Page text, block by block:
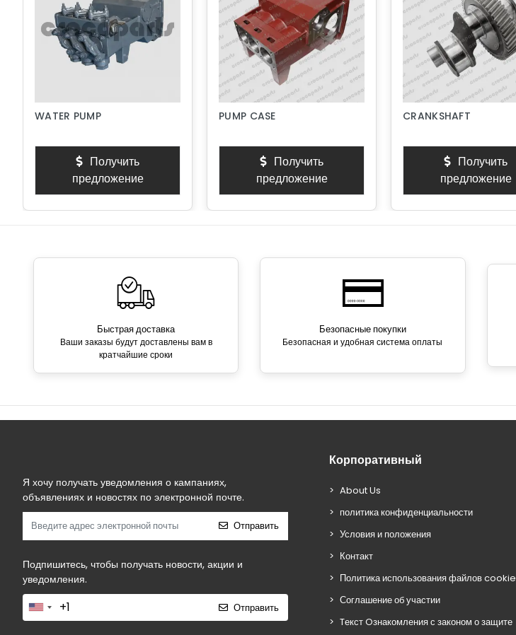
WATER PUMP
Получить
предложение
PUMP CASE
Получить
предложение
CRANKSHAFT
Получить
предложение
Быстрая доставка
Ваши заказы будут доставлены вам в
кратчайшие сроки
Безопасные покупки
Безопасная и удобная система оплаты
Я хочу получать уведомления о кампаниях,
объявлениях и новостях по электронной почте.
Отправить
Подпишитесь, чтобы получать новости, акции и
уведомления.
Отправить
Корпоративный
About Us
политика конфиденциальности
Условия и положения
Контакт
Политика использования файлов cookie
Соглашение об участии
Tекст Oзнакомления с законом о защите